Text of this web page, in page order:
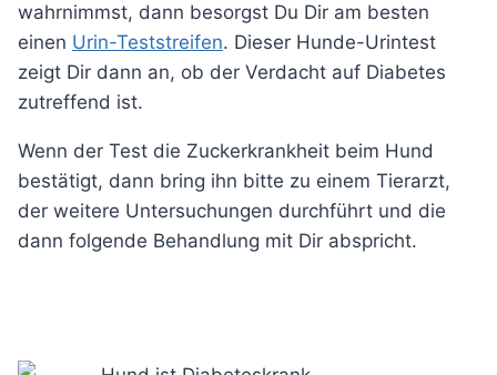
wahrnimmst, dann besorgst Du Dir am besten
einen Urin-Teststreifen. Dieser Hunde-Urintest
zeigt Dir dann an, ob der Verdacht auf Diabetes
zutreffend ist.
Wenn der Test die Zuckerkrankheit beim Hund
bestätigt, dann bring ihn bitte zu einem Tierarzt,
der weitere Untersuchungen durchführt und die
dann folgende Behandlung mit Dir abspricht.